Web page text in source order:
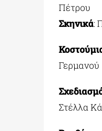
Πέτρου
Σκηνικά:
Γερμανού
Στέλλα